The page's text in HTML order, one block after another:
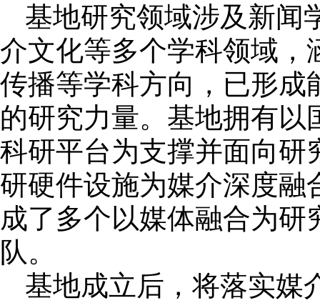
基地研究领域涉及新闻
介文化等多个学科领域，
传播等学科方向，已形成
的研究力量。基地拥有
科研平台为支撑并面向研
研硬件设施为媒介深度融
成了多个以媒体融合为
队。
基地成立后，将落实媒